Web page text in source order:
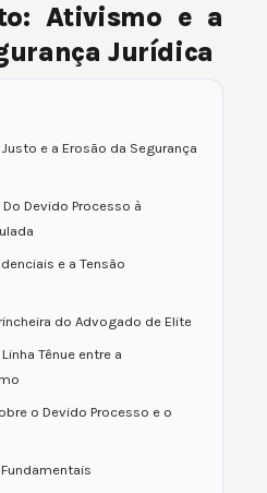
Ativismo e a
Jurídica
e a Erosão da Segurança
Devido Processo à
e a Tensão
do Advogado de Elite
Tênue entre a
o Devido Processo e o